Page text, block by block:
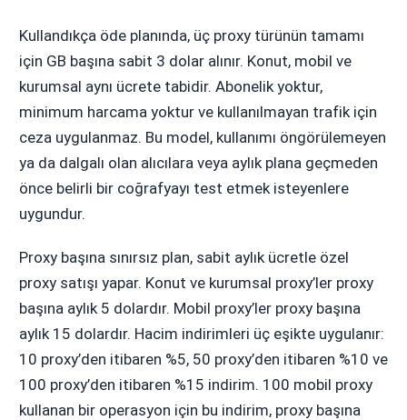
Kullandıkça öde planında, üç proxy türünün tamamı
için GB başına sabit 3 dolar alınır. Konut, mobil ve
kurumsal aynı ücrete tabidir. Abonelik yoktur,
minimum harcama yoktur ve kullanılmayan trafik için
ceza uygulanmaz. Bu model, kullanımı öngörülemeyen
ya da dalgalı olan alıcılara veya aylık plana geçmeden
önce belirli bir coğrafyayı test etmek isteyenlere
uygundur.
Proxy başına sınırsız plan, sabit aylık ücretle özel
proxy satışı yapar. Konut ve kurumsal proxy’ler proxy
başına aylık 5 dolardır. Mobil proxy’ler proxy başına
aylık 15 dolardır. Hacim indirimleri üç eşikte uygulanır:
10 proxy’den itibaren %5, 50 proxy’den itibaren %10 ve
100 proxy’den itibaren %15 indirim. 100 mobil proxy
kullanan bir operasyon için bu indirim, proxy başına